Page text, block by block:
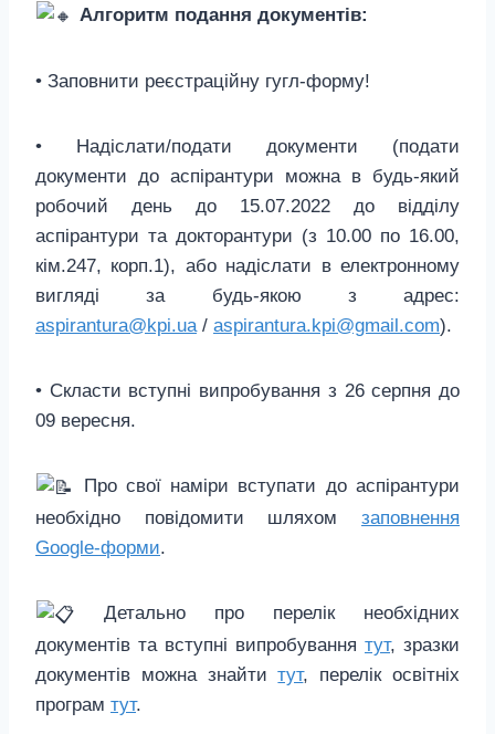
Алгоритм подання документів:
• Заповнити реєстраційну гугл-форму!
• Надіслати/подати документи (подати
документи до аспірантури можна в будь-який
робочий день до 15.07.2022 до відділу
аспірантури та докторантури (з 10.00 по 16.00,
кім.247, корп.1), або надіслати в електронному
вигляді за будь-якою з адрес:
aspirantura@kpi.ua/ aspirantura.kpi@gmail.com).
• Скласти вступні випробування з 26 серпня до
09 вересня.
Про свої наміри вступати до аспірантури
необхідно повідомити шляхом заповнення
Google-форми.
Детально про перелік необхідних
документів та вступні випробування тут, зразки
документів можна знайтитут, перелік освітніх
програм тут.